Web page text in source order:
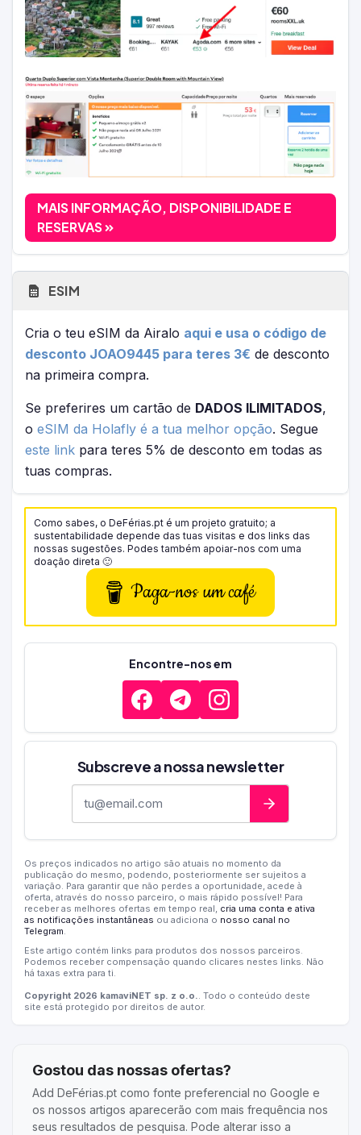
MAIS INFORMAÇÃO, DISPONIBILIDADE E
RESERVAS
ESIM
Cria o teu eSIM da Airalo aqui e usa o código de
desconto JOAO9445 para teres 3€ de desconto
na primeira compra.
Se preferires um cartão de DADOS ILIMITADOS,
o eSIM da Holafly é a tua melhor opção. Segue
este link para teres 5% de desconto em todas as
tuas compras.
Como sabes, o DeFérias.pt é um projeto gratuito; a
sustentabilidade depende das tuas visitas e dos links das
nossas sugestões. Podes também apoiar-nos com uma
doação direta 🙂
Paga-nos um café
Encontre-nos em
Subscreve a nossa newsletter
Os preços indicados no artigo são atuais no momento da
publicação do mesmo, podendo, posteriormente ser sujeitos a
variação. Para garantir que não perdes a oportunidade, acede à
oferta, através do nosso parceiro, o mais rápido possível! Para
receber as melhores ofertas em tempo real, cria uma conta e ativa
as notificações instantâneas ou adiciona o nosso canal no
Telegram.
Este artigo contém links para produtos dos nossos parceiros.
Podemos receber compensação quando clicares nestes links. Não
há taxas extra para ti.
Copyright 2026 kamaviNET sp. z o.o.. Todo o conteúdo deste
site está protegido por direitos de autor.
Gostou das nossas ofertas?
Add DeFérias.pt como fonte preferencial no Google e
os nossos artigos aparecerão com mais frequência nos
seus resultados de pesquisa. Pode alterar isso a